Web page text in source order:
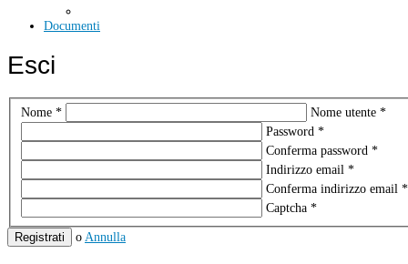
Documenti
Esci
Nome* Nome utente*
Password*
Conferma password*
Indirizzo email*
Conferma indirizzo email*
Captcha*
Registrati o Annulla